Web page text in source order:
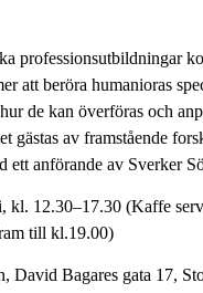
professionsutbildningar
att beröra humanioras
de kan överföras och
gästas av framstående
ett anförande av Sverker
kl. 12.30–17.30 (Kaffe
till kl.19.00)
David Bagares gata 17,